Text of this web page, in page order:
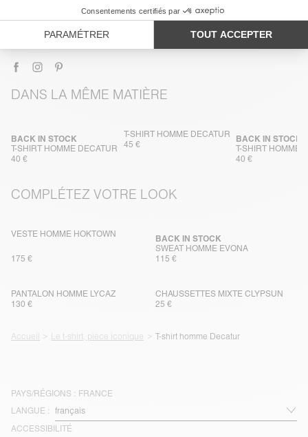
LIVRAISON ET RETOURS
DANS LA MÊME MATIÈRE
T-SHIRT HOMME DECATUR
BACK IN STOCK
40 €
T-SHIRT HOMME DECATUR
45 €
T-SHIRT HOMME
BACK IN STOCK
40 €
COMPLÉTEZ VOTRE LOOK
VESTE HOMME HOKTOWN
175 €
SWEAT HOMME EVONA
BACK IN STOCK
115 €
PANTALON HOMME LYCAZ
130 €
CHAUSSETTES MIXTE CLYPSUN
25 €
Accueil Le t-shirt, pièce iconique T-shirt homme Decatur
PAYS/RÉGIONS : FRANCE
LANGUE :
ACCESSIBILITÉ